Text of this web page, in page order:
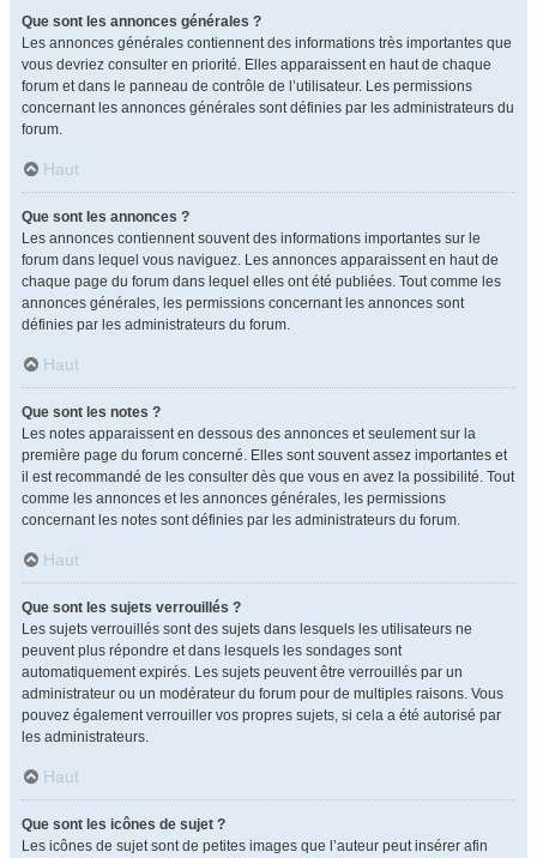
Que sont les annonces générales ?
Les annonces générales contiennent des informations très importantes que
vous devriez consulter en priorité. Elles apparaissent en haut de chaque
forum et dans le panneau de contrôle de l’utilisateur. Les permissions
concernant les annonces générales sont définies par les administrateurs du
forum.
Haut
Que sont les annonces ?
Les annonces contiennent souvent des informations importantes sur le
forum dans lequel vous naviguez. Les annonces apparaissent en haut de
chaque page du forum dans lequel elles ont été publiées. Tout comme les
annonces générales, les permissions concernant les annonces sont
définies par les administrateurs du forum.
Haut
Que sont les notes ?
Les notes apparaissent en dessous des annonces et seulement sur la
première page du forum concerné. Elles sont souvent assez importantes et
il est recommandé de les consulter dès que vous en avez la possibilité. Tout
comme les annonces et les annonces générales, les permissions
concernant les notes sont définies par les administrateurs du forum.
Haut
Que sont les sujets verrouillés ?
Les sujets verrouillés sont des sujets dans lesquels les utilisateurs ne
peuvent plus répondre et dans lesquels les sondages sont
automatiquement expirés. Les sujets peuvent être verrouillés par un
administrateur ou un modérateur du forum pour de multiples raisons. Vous
pouvez également verrouiller vos propres sujets, si cela a été autorisé par
les administrateurs.
Haut
Que sont les icônes de sujet ?
Les icônes de sujet sont de petites images que l’auteur peut insérer afin